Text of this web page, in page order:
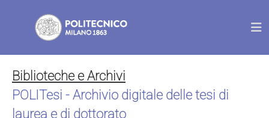
Biblioteche e Archivi
POLITesi - Archivio digitale delle tesi di
laurea e di dottorato